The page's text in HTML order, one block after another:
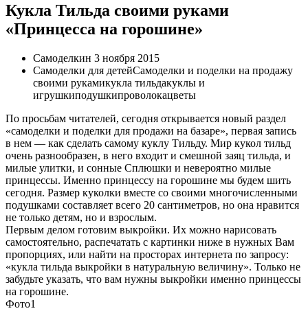
Кукла Тильда своими руками
«Принцесса на горошине»
Самоделкин 3 ноября 2015
Самоделки для детейСамоделки и поделки на продажу
своими рукамикукла тильдакуклы и
игрушкиподушкипроволокацветы
По просьбам читателей, сегодня открывается новый раздел
«самоделки и поделки для продажи на базаре», первая запись
в нем — как сделать самому куклу Тильду. Мир кукол тильд
очень разнообразен, в него входит и смешной заяц тильда, и
милые улитки, и сонные Сплюшки и невероятно милые
принцессы. Именно принцессу на горошине мы будем шить
сегодня. Размер куколки вместе со своими многочисленными
подушками составляет всего 20 сантиметров, но она нравится
не только детям, но и взрослым.
Первым делом готовим выкройки. Их можно нарисовать
самостоятельно, распечатать с картинки ниже в нужных Вам
пропорциях, или найти на просторах интернета по запросу:
«кукла тильда выкройки в натуральную величину». Только не
забудьте указать, что вам нужны выкройки именно принцессы
на горошине.
Фото1